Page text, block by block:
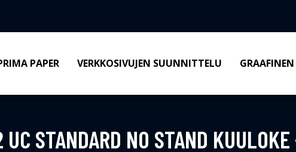
PAPER VERKKOSIVUJEN SUUNNITTELU
UC STANDARD NO STAND